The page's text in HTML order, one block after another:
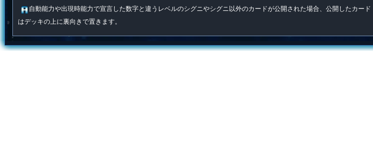
自動能力や出現時能力で宣言した数字と違うレベルのシグニやシグニ以外のカードが公開された場合、公開したカード
はデッキの上に裏向きで置きます。